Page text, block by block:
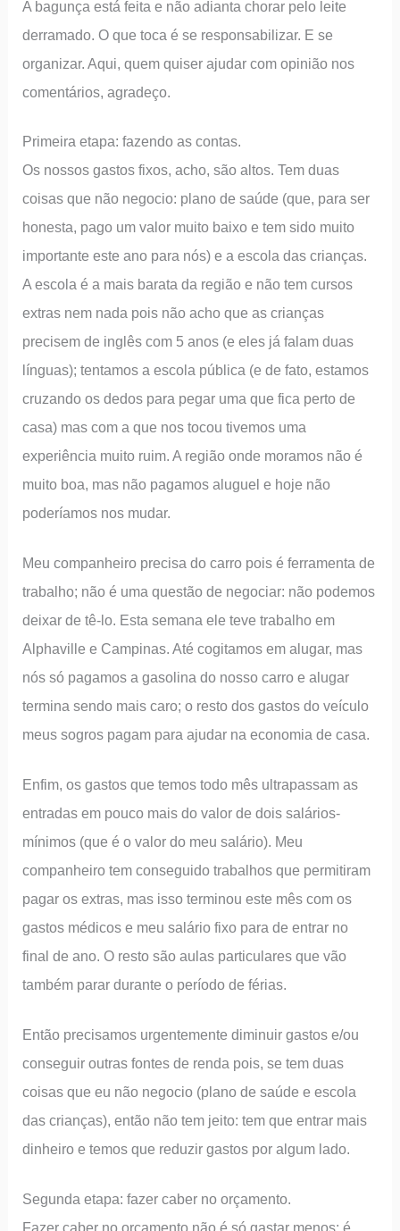
A bagunça está feita e não adianta chorar pelo leite
derramado. O que toca é se responsabilizar. E se
organizar. Aqui, quem quiser ajudar com opinião nos
comentários, agradeço.
Primeira etapa: fazendo as contas.
Os nossos gastos fixos, acho, são altos. Tem duas
coisas que não negocio: plano de saúde (que, para ser
honesta, pago um valor muito baixo e tem sido muito
importante este ano para nós) e a escola das crianças.
A escola é a mais barata da região e não tem cursos
extras nem nada pois não acho que as crianças
precisem de inglês com 5 anos (e eles já falam duas
línguas); tentamos a escola pública (e de fato, estamos
cruzando os dedos para pegar uma que fica perto de
casa) mas com a que nos tocou tivemos uma
experiência muito ruim. A região onde moramos não é
muito boa, mas não pagamos aluguel e hoje não
poderíamos nos mudar.
Meu companheiro precisa do carro pois é ferramenta de
trabalho; não é uma questão de negociar: não podemos
deixar de tê-lo. Esta semana ele teve trabalho em
Alphaville e Campinas. Até cogitamos em alugar, mas
nós só pagamos a gasolina do nosso carro e alugar
termina sendo mais caro; o resto dos gastos do veículo
meus sogros pagam para ajudar na economia de casa.
Enfim, os gastos que temos todo mês ultrapassam as
entradas em pouco mais do valor de dois salários-
mínimos (que é o valor do meu salário). Meu
companheiro tem conseguido trabalhos que permitiram
pagar os extras, mas isso terminou este mês com os
gastos médicos e meu salário fixo para de entrar no
final de ano. O resto são aulas particulares que vão
também parar durante o período de férias.
Então precisamos urgentemente diminuir gastos e/ou
conseguir outras fontes de renda pois, se tem duas
coisas que eu não negocio (plano de saúde e escola
das crianças), então não tem jeito: tem que entrar mais
dinheiro e temos que reduzir gastos por algum lado.
Segunda etapa: fazer caber no orçamento.
Fazer caber no orçamento não é só gastar menos: é